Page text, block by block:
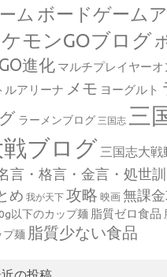
ム ボードゲーム
モンGOブログ
進化 マルチプレイヤーオ
ルアリーナ メモ ヨーグルト
ラーメンブログ 三国志 三
戦ブログ 三国志大戦
言・格言・金言・処世
め 我が天下 攻略 映画 無課
以下のカップ麺 脂質ゼロ食品
プ麺 脂質少ない食品